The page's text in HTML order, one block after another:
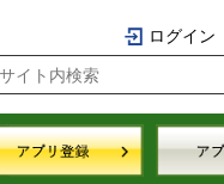
ログイン